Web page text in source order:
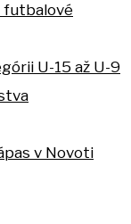
futbalové
U-15 až U-9
v Novoti